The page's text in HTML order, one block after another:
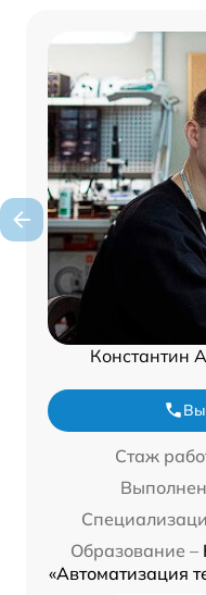
Константин
Стаж
Образование –
«Автоматизация